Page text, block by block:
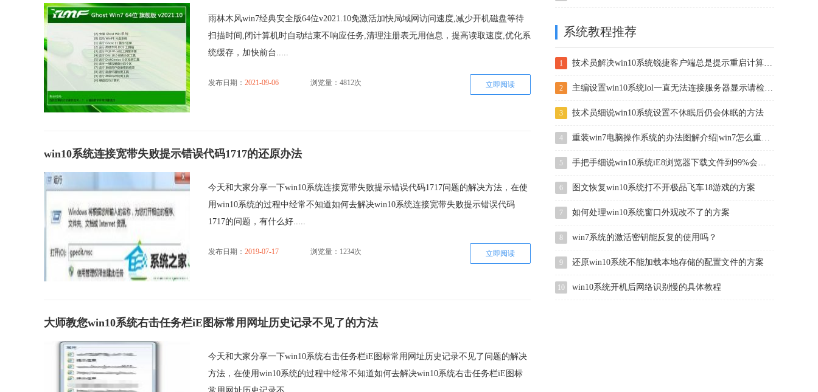
雨林木风win7经典安全版64位v2021.10免激活加快局域网访问速度,减少开机磁盘等待
扫描时间,闭计算机时自动结束不响应任务,清理注册表无用信息，提高读取速度,优化系
统缓存，加快前台.....
发布日期： 2021-09-06 浏览量：4812次 立即阅读
win10系统连接宽带失败提示错误代码1717的还原办法
今天和大家分享一下win10系统连接宽带失败提示错误代码1717问题的解决方法，在使
用win10系统的过程中经常不知道如何去解决win10系统连接宽带失败提示错误代码
1717的问题，有什么好.....
发布日期： 2019-07-17 浏览量：1234次 立即阅读
大师教您win10系统右击任务栏iE图标常用网址历史记录不见了的方法
今天和大家分享一下win10系统右击任务栏iE图标常用网址历史记录不见了问题的解决
方法，在使用win10系统的过程中经常不知道如何去解决win10系统右击任务栏iE图标
系统教程推荐
1 技术员解决win10系统锐捷客户端总是提示重启计算机后才能使用的
2 主编设置win10系统lol一直无法连接服务器显示请检查网络连接的方案
3 技术员细说win10系统设置不休眠后仍会休眠的方法
4 重装win7电脑操作系统的办法图解介绍|win7怎么重装的办法介绍
5 手把手细说win10系统iE8浏览器下载文件到99%会自动停止的办法
6 图文恢复win10系统打不开极品飞车18游戏的方案
7 如何处理win10系统窗口外观改不了的方案
8 win7系统的激活密钥能反复的使用吗？
9 还原win10系统不能加载本地存储的配置文件的方案
10 win10系统开机后网络识别慢的具体教程